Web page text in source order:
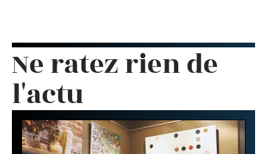
Ne ratez rien de
l'actu